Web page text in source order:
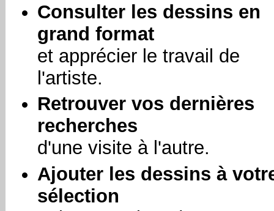
Consulter les dessins en
grand format
et apprécier le travail de
l'artiste.
Retrouver vos dernières
recherches
d'une visite à l'autre.
Ajouter les dessins à
sélection